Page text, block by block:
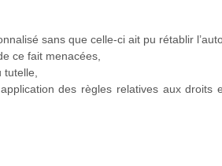
sans que celle-ci ait pu rétablir
ce fait menacées,
des règles relatives aux droits